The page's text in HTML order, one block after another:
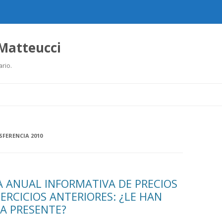
2010
ANUAL INFORMATIVA DE PRECIOS
ANTERIORES: ¿LE HAN
PRESENTE?